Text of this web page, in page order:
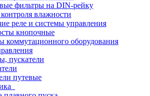
фильтры на DIN-рейку
влажности
реле и системы управления
кнопочные
коммутационного оборудования
пускатели
путевые